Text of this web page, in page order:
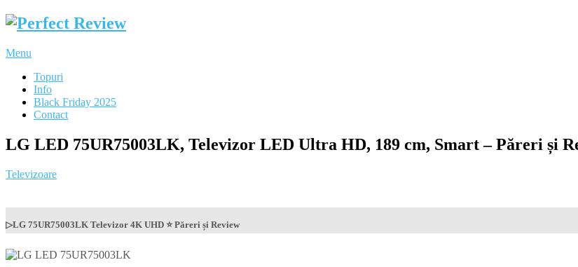
Menu
Topuri
Info
Black Friday 2025
Contact
LG LED 75UR75003LK, Televizor LED Ultra HD, 189 cm, Smart – Păreri și
Televizoare
▷LG 75UR75003LK Televizor 4K UHD ⭐ Păreri și Review